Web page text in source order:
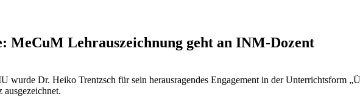
MeCuM Lehrauszeichnung geht an INM-Dozent
wurde Dr. Heiko Trentzsch für sein herausragendes Engagement in der Unterrichtsform
ausgezeichnet.